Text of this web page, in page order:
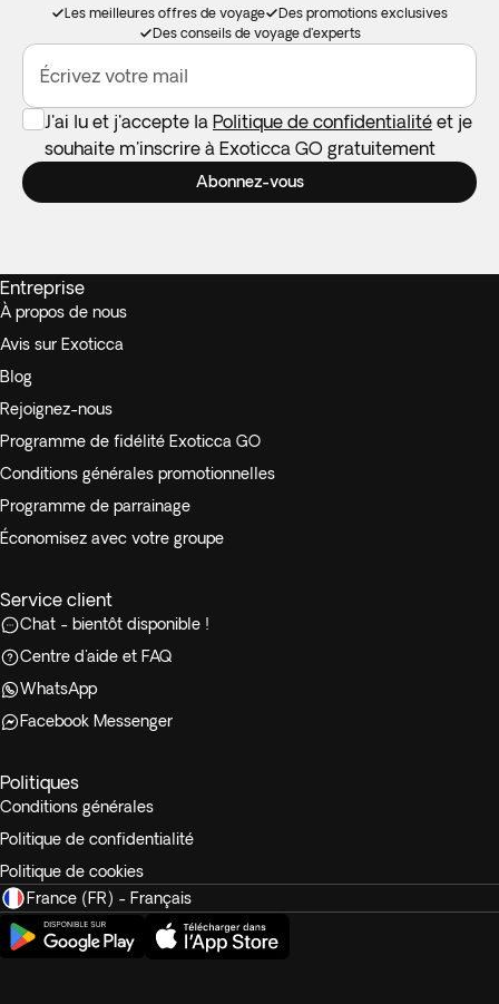
Les meilleures offres de voyage
Des promotions exclusives
Des conseils de voyage d'experts
Écrivez votre mail
J'ai lu et j'accepte la Politique de confidentialité et je
souhaite m'inscrire à Exoticca GO gratuitement
Abonnez-vous
Entreprise
À propos de nous
Avis sur Exoticca
Blog
Rejoignez-nous
Programme de fidélité Exoticca GO
Conditions générales promotionnelles
Programme de parrainage
Économisez avec votre groupe
Service client
Chat - bientôt disponible !
Centre d'aide et FAQ
WhatsApp
Facebook Messenger
Politiques
Conditions générales
Politique de confidentialité
Politique de cookies
France (FR) - Français